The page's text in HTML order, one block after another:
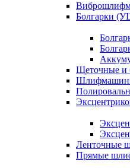
Болгарки
Щеточные и
Ленточные
Прямые